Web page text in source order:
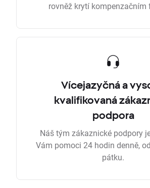
rovněž krytí kompenzačním
Vícejazyčná a
kvalifikovaná
podpora
Náš tým zákaznické podpory
Vám pomoci 24 hodin denně,
pátku.